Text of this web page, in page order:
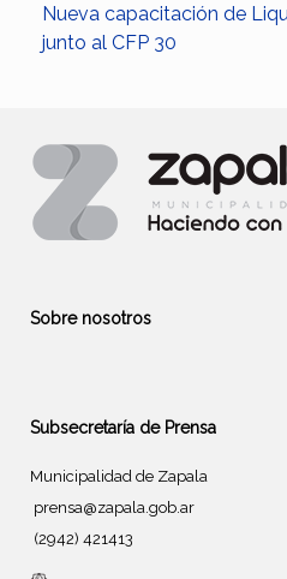
Nueva capacitación de
junto al CFP 30
Sobre nosotros
Subsecretaría de Prensa
Municipalidad de Zapala
prensa@zapala.gob.ar
(2942) 421413